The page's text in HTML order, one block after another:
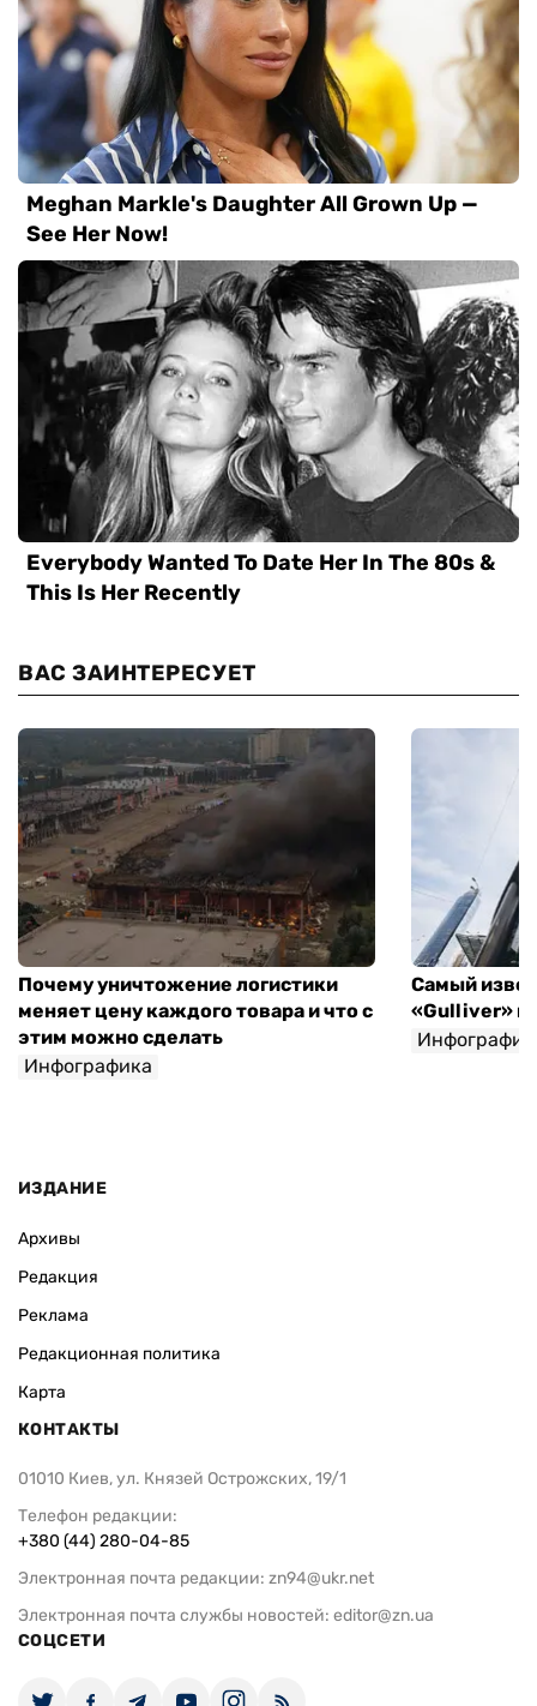
ВАС ЗАИНТЕРЕСУЕТ
Почему уничтожение логистики
меняет цену каждого товара и что с
этим можно сделать
Инфографика
Самый
«Gulliver»
ИЗДАНИЕ
Архивы
Редакция
Реклама
Редакционная политика
Карта
КОНТАКТЫ
01010 Киев, ул. Князей Острожских, 19/1
Телефон редакции:
+380 (44) 280-04-85
Электронная почта редакции: zn94@ukr.net
Электронная почта службы новостей: editor@zn.ua
СОЦСЕТИ